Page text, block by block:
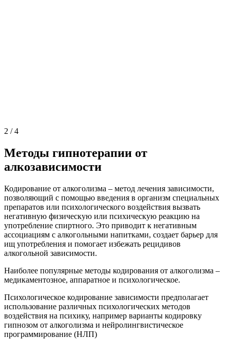
2 /4
Методы гипнотерапии от
алкозависимости
Кодирование от алкоголизма – метод лечения зависимости,
позволяющий с помощью введения в организм специальных
препаратов или психологического воздействия вызвать
негативную физическую или психическую реакцию на
употребление спиртного. Это приводит к негативным
ассоциациям с алкогольными напитками, создает барьер для
ищ употребления и помогает избежать рецидивов
алкогольной зависимости.
Наиболее популярные методы кодирования от алкоголизма –
медикаментозное, аппаратное и психологическое.
Психологическое кодирование зависимости предполагает
использование различных психологических методов
воздействия на психику, например варианты кодировку
гипнозом от алкоголизма и нейролингвистическое
программирование (НЛП)